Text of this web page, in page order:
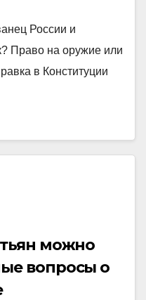
России и
Право на оружие или
в Конституции
можно
вопросы о